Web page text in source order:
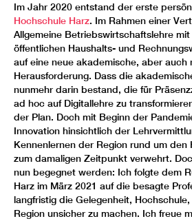
Im Jahr 2020 entstand der erste
Hochschule Harz. Im Rahmen einer
Allgemeine Betriebswirtschaftslehre
öffentlichen Haushalts- und
auf eine neue akademische, aber auch
Herausforderung. Dass die
nunmehr darin bestand, die für
ad hoc auf Digitallehre zu
der Plan. Doch mit Beginn der
Innovation hinsichtlich der
Kennenlernen der Region rund um
zum damaligen Zeitpunkt verwehrt.
nun begegnet werden: Ich folgte dem
Harz im März 2021 auf die besagte
langfristig die Gelegenheit,
Region unsicher zu machen. Ich freue